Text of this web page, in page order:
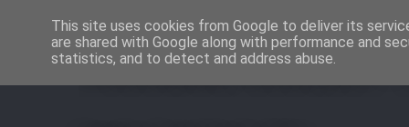
Weboldal készítés -
This site uses cookies from Google to deliver its
are shared with Google along with performance and
statistics, and to detect and address abuse.